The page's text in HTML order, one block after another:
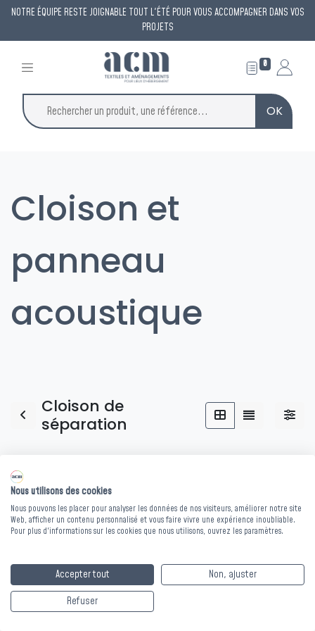
NOTRE ÉQUIPE RESTE JOIGNABLE TOUT L'ÉTÉ POUR VOUS ACCOMPAGNER DANS VOS
PROJETS
0
OK
Cloison et
panneau
acoustique
Cloison de
séparation
Nous utilisons des cookies
Nous pouvons les placer pour analyser les données de nos visiteurs, améliorer notre site
Web, afficher un contenu personnalisé et vous faire vivre une expérience inoubliable.
Pour plus d'informations sur les cookies que nous utilisons, ouvrez les paramètres.
Accepter tout
Non, ajuster
Refuser